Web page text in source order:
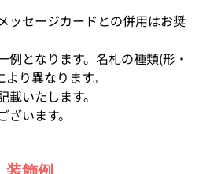
ッセージカードとの併用はお奨
となります。名札の種類(形・
り異なります。
いたします。
います。